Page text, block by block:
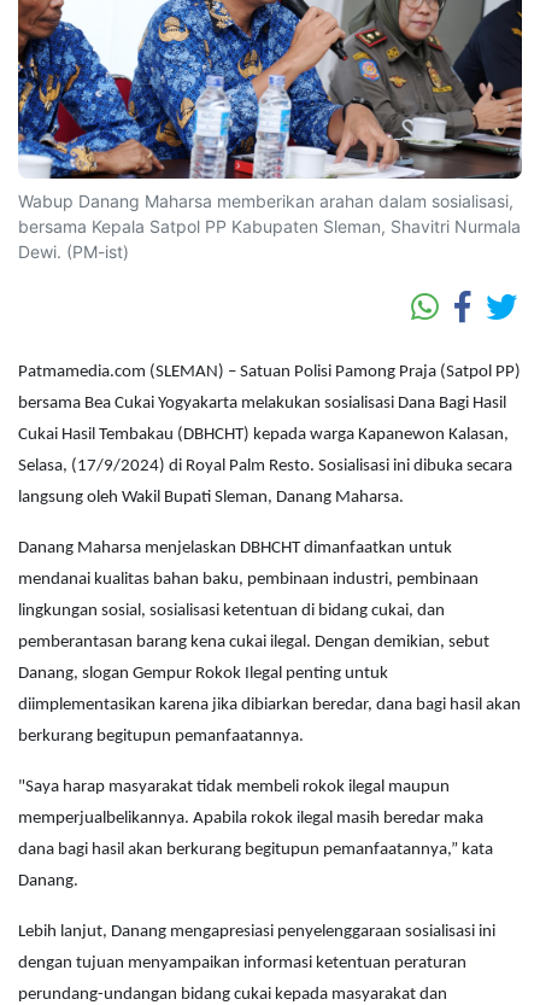
Wabup Danang Maharsa memberikan arahan dalam sosialisasi,
bersama Kepala Satpol PP Kabupaten Sleman, Shavitri Nurmala
Dewi. (PM-ist)
Patmamedia.com (SLEMAN) – Satuan Polisi Pamong Praja (Satpol PP)
bersama Bea Cukai Yogyakarta melakukan sosialisasi Dana Bagi Hasil
Cukai Hasil Tembakau (DBHCHT) kepada warga Kapanewon Kalasan,
Selasa, (17/9/2024) di Royal Palm Resto. Sosialisasi ini dibuka secara
langsung oleh Wakil Bupati Sleman, Danang Maharsa.
Danang Maharsa menjelaskan DBHCHT dimanfaatkan untuk
mendanai kualitas bahan baku, pembinaan industri, pembinaan
lingkungan sosial, sosialisasi ketentuan di bidang cukai, dan
pemberantasan barang kena cukai ilegal. Dengan demikian, sebut
Danang, slogan Gempur Rokok Ilegal penting untuk
diimplementasikan karena jika dibiarkan beredar, dana bagi hasil akan
berkurang begitupun pemanfaatannya.
"Saya harap masyarakat tidak membeli rokok ilegal maupun
memperjualbelikannya. Apabila rokok ilegal masih beredar maka
dana bagi hasil akan berkurang begitupun pemanfaatannya,” kata
Danang.
Lebih lanjut, Danang mengapresiasi penyelenggaraan sosialisasi ini
dengan tujuan menyampaikan informasi ketentuan peraturan
perundang-undangan bidang cukai kepada masyarakat dan